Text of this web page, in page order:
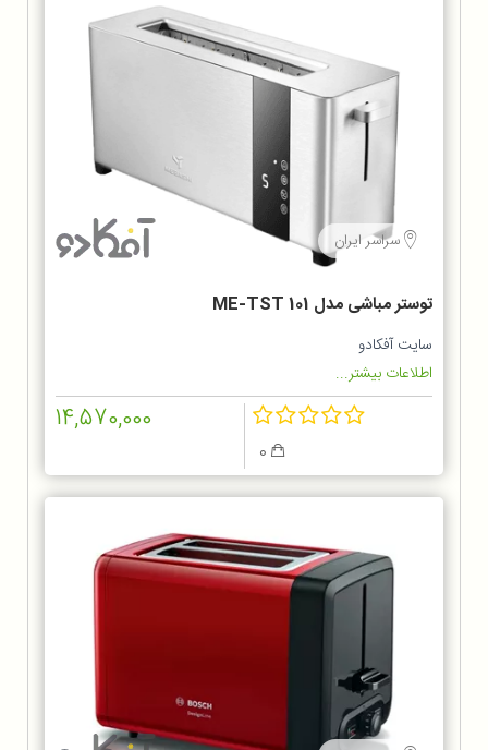
سراسر ایران
توستر مباشی مدل ME-TST 101
سایت آفکادو
اطلاعات بیشتر...
14,570,000